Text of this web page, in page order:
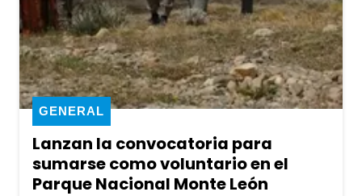
Lanzan la convocatoria para
sumarse como voluntario en el
Parque Nacional Monte León
GENERAL